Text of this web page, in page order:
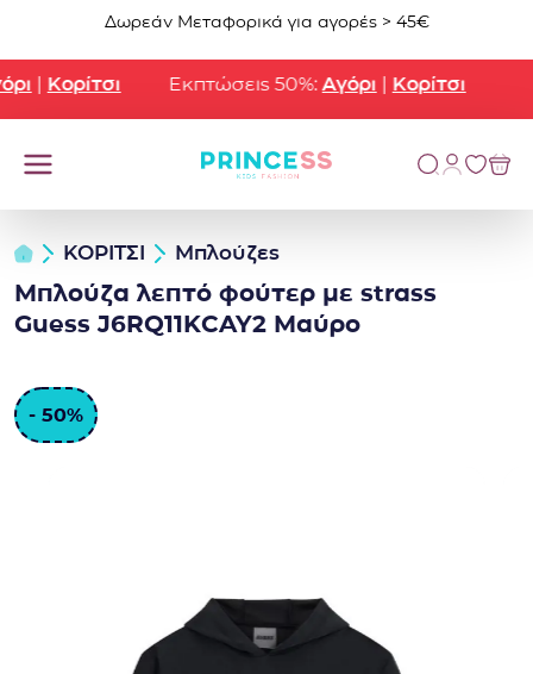
Μετάβαση στο περιεχόμενο
Δωρεάν Μεταφορικά για αγορές > 45€
|Κορίτσι Εκπτώσεις 50%:Αγόρι|Κορίτσι
ΚΟΡΙΤΣΙ Μπλούζες
Μπλούζα λεπτό φούτερ με strass
Guess J6RQ11KCAY2 Μαύρο
- 50%